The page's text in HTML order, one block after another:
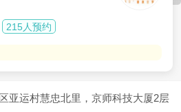
215人预约
亚运村慧忠北里，京师科技大厦2层